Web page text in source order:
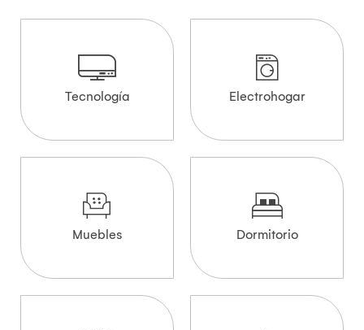
Tecnología Electrohogar
Muebles Dormitorio